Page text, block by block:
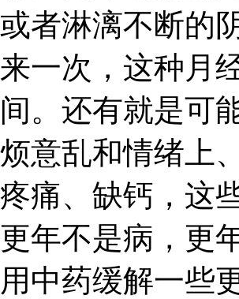
或者淋漓不断的
来一次，这种月
间。还有就是可
烦意乱和情绪上
疼痛、缺钙，这
更年不是病，更
用中药缓解一些